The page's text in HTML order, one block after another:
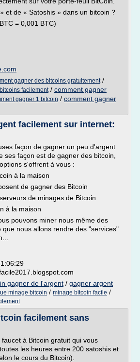
et de « Satoshis » dans un bitcoin ?
= 0,001 BTC)
gagner des bitcoins gratuitement/
facilement/ comment gagner
gagner 1 bitcoin / comment gagner
facilement sur internet:
façon de gagner un peu d'argent
ses façon est de gagner des bitcoin,
s'offrent à vous :
à la maison
de gagner des Bitcoin
de minages de Bitcoin
à la maison
pouvons miner nous même des
que nous allons rendre des "services"
gagner de l'argent / gagner argent
minage bitcoin / minage bitcoin facile /
facilement sans
à Bitcoin gratuit qui vous
les heures entre 200 satoshis et
le cours du Bitcoin).